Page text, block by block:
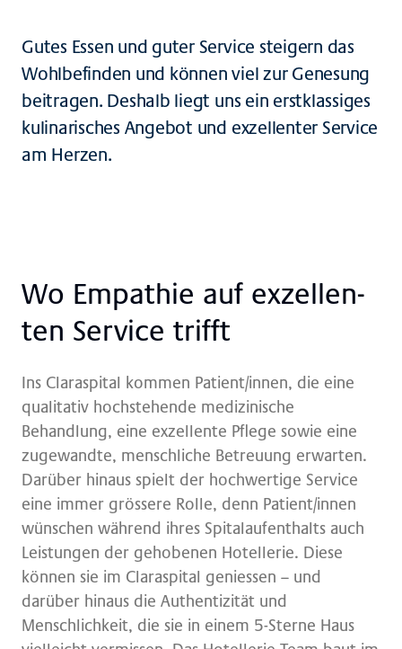
Gutes Essen und guter Service steigern das
Wohlbefinden und können viel zur Genesung
beitragen. Deshalb liegt uns ein erstklassiges
kulinarisches Angebot und exzellenter Service
am Herzen.
Wo Em­pa­thie auf ex­zel­len­
ten Ser­vice trif­ft
Ins Claraspital kommen Patient/innen, die eine
qualitativ hochstehende medizinische
Behandlung, eine exzellente Pflege sowie eine
zugewandte, menschliche Betreuung erwarten.
Darüber hinaus spielt der hochwertige Service
eine immer grössere Rolle, denn Patient/innen
wünschen während ihres Spitalaufenthalts auch
Leistungen der gehobenen Hotellerie. Diese
können sie im Claraspital geniessen – und
darüber hinaus die Authentizität und
Menschlichkeit, die sie in einem 5-Sterne Haus